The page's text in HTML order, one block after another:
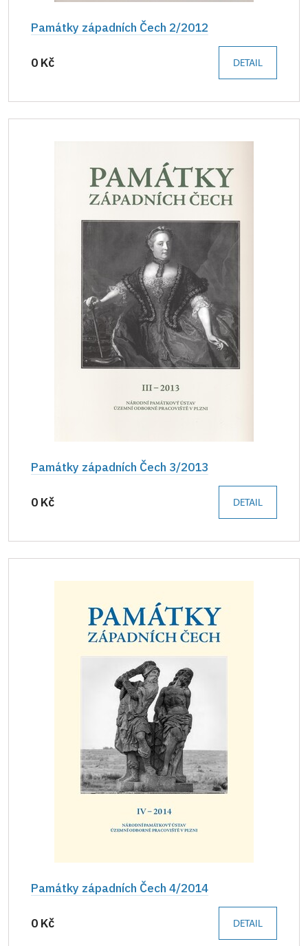
Památky západních Čech 2/2012
0 Kč DETAIL
Památky západních Čech 3/2013
0 Kč DETAIL
Památky západních Čech 4/2014
0 Kč DETAIL